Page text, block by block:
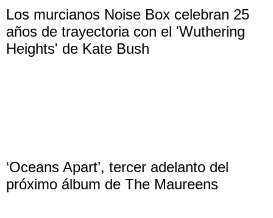
Los murcianos Noise Box celebran 25
años de trayectoria con el 'Wuthering
Heights' de Kate Bush
‘Oceans Apart’, tercer adelanto del
próximo álbum de The Maureens